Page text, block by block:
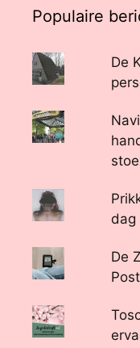
Populaire
De
dag
De